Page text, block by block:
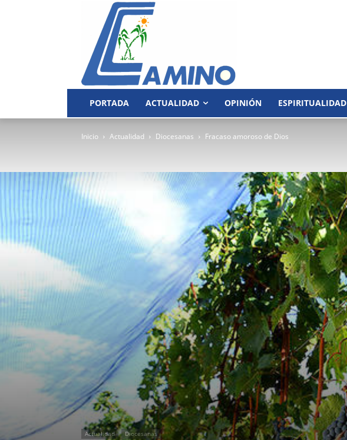
PORTADA ACTUALIDAD OPINIÓN ESPIRITUALIDAD
Inicio Actualidad Diocesanas Fracaso amoroso de Dios
Actualidad Diocesanas